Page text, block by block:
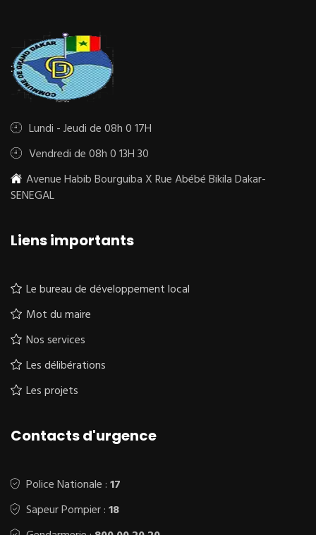
Lundi - Jeudi de 08h 0 17H
Vendredi de 08h 0 13H 30
Avenue Habib Bourguiba X Rue Abébé Bikila Dakar-
SENEGAL
Liens importants
Le bureau de développement local
Mot du maire
Nos services
Les délibérations
Les projets
Contacts d'urgence
Police Nationale :17
Sapeur Pompier :18